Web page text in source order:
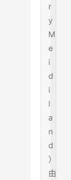
r
y
M
e
i
d
i
l
a
n
d
）
由